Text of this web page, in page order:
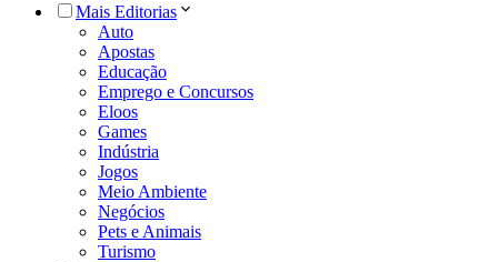
Mais Editorias
Auto
Apostas
Educação
Emprego e Concursos
Eloos
Games
Indústria
Jogos
Meio Ambiente
Negócios
Pets e Animais
Turismo